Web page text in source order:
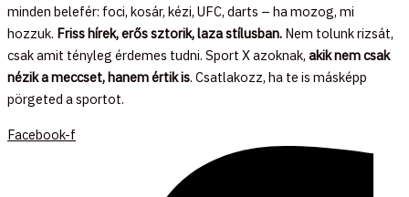
minden belefér: foci, kosár, kézi, UFC, darts – ha mozog, mi
hozzuk. Friss hírek, erős sztorik, laza stílusban. Nem tolunk rizsát,
csak amit tényleg érdemes tudni. Sport X azoknak, akik nem csak
nézik a meccset, hanem értik is. Csatlakozz, ha te is másképp
pörgeted a sportot.
Facebook-f